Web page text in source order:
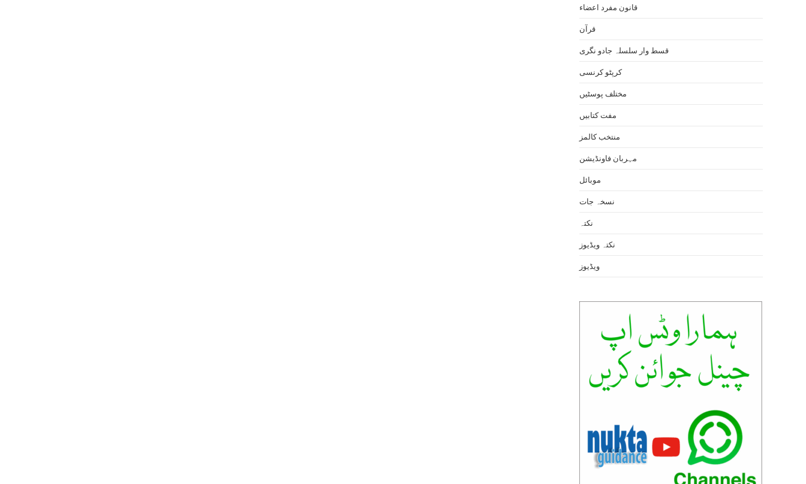
قانون مفرد اعضاء
قرآن
قسط وار سلسلہ جادو نگری
کرپٹو کرنسی
مختلف پوسٹیں
مفت کتابیں
منتخب کالمز
مہربان فاونڈیشن
موبائل
نسخہ جات
نکتہ
نکتہ ویڈیوز
ویڈیوز